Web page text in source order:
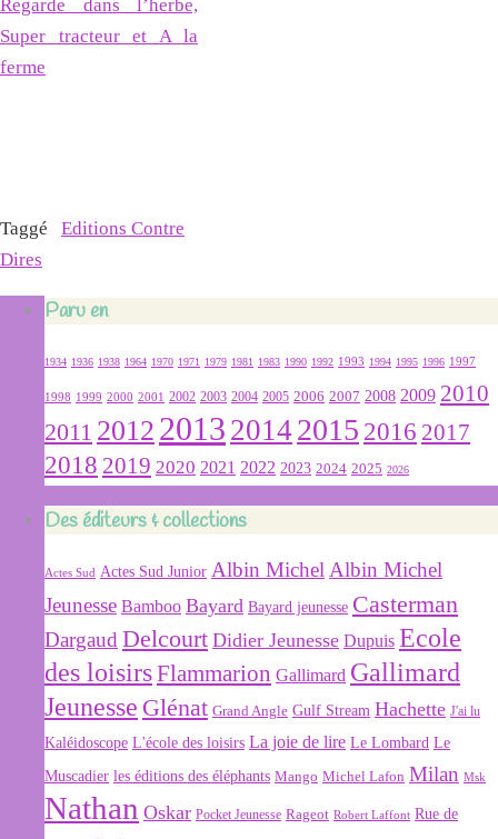
Regarde dans l’herbe,
Super tracteur et A la
ferme
Taggé
Editions Contre
Dires
Paru en
1934 1936 1938 1964 1970 1971 1979 1981 1983 1990 1992 1993 1994 1995 1996 1997
1998 1999 2000 2001 2002 2003 2004 2005 2006 2007 2008 2009 2010
2011 2012 2013 2014 2015 2016 2017
2018 2019 2020 2021 2022 2023 2024 2025 2026
Des éditeurs & collections
Actes Sud Actes Sud Junior Albin Michel Albin Michel
Jeunesse Bamboo Bayard Bayard jeunesse Casterman
Dargaud Delcourt Didier Jeunesse Dupuis Ecole
des loisirsFlammarion Gallimard Gallimard
Jeunesse Glénat Grand Angle Gulf Stream Hachette J'ai lu
Kaléidoscope L'école des loisirs La joie de lire Le Lombard Le
Muscadier les éditions des éléphants Mango Michel Lafon Milan Msk
Nathan Oskar Pocket Jeunesse Rageot Robert Laffont Rue de